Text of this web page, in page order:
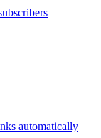
automatically